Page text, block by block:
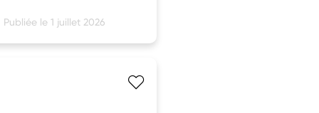
Publiée le 1 juillet 2026